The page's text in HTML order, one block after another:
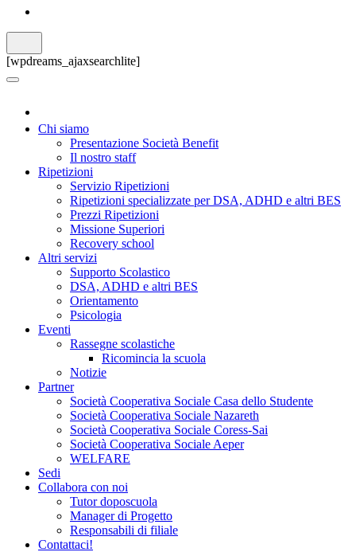
[wpdreams_ajaxsearchlite]
Chi siamo
Presentazione Società Benefit
Il nostro staff
Ripetizioni
Servizio Ripetizioni
Ripetizioni specializzate per DSA, ADHD e altri BES
Prezzi Ripetizioni
Missione Superiori
Recovery school
Altri servizi
Supporto Scolastico
DSA, ADHD e altri BES
Orientamento
Psicologia
Eventi
Rassegne scolastiche
Ricomincia la scuola
Notizie
Partner
Società Cooperativa Sociale Casa dello Studente
Società Cooperativa Sociale Nazareth
Società Cooperativa Sociale Coress-Sai
Società Cooperativa Sociale Aeper
WELFARE
Sedi
Collabora con noi
Tutor doposcuola
Manager di Progetto
Responsabili di filiale
Contattaci!